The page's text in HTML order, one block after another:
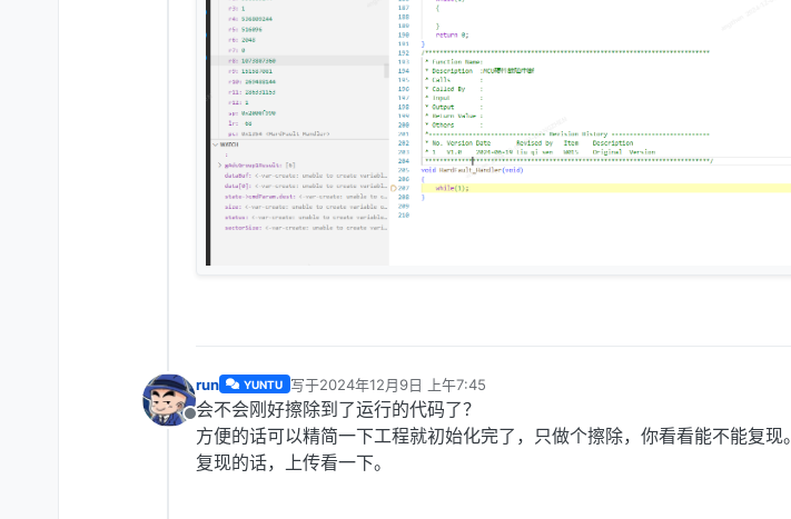
离线
run YUNTU 写于2024年12月9日 上午7:45
最后由 编辑
会不会刚好擦除到了运行的代码了？
方便的话可以精简一下工程就初始化完了，只做个擦除，你看看能不能复现。
复现的话，上传看一下。